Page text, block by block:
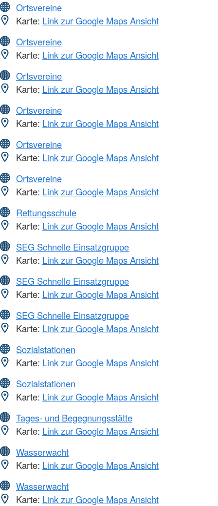
Ortsvereine
Karte: Link zur Google Maps Ansicht
Ortsvereine
Karte: Link zur Google Maps Ansicht
Ortsvereine
Karte: Link zur Google Maps Ansicht
Ortsvereine
Karte: Link zur Google Maps Ansicht
Ortsvereine
Karte: Link zur Google Maps Ansicht
Ortsvereine
Karte: Link zur Google Maps Ansicht
Rettungsschule
Karte: Link zur Google Maps Ansicht
SEG Schnelle Einsatzgruppe
Karte: Link zur Google Maps Ansicht
SEG Schnelle Einsatzgruppe
Karte: Link zur Google Maps Ansicht
SEG Schnelle Einsatzgruppe
Karte: Link zur Google Maps Ansicht
Sozialstationen
Karte: Link zur Google Maps Ansicht
Sozialstationen
Karte: Link zur Google Maps Ansicht
Tages- und Begegnungsstätte
Karte: Link zur Google Maps Ansicht
Wasserwacht
Karte: Link zur Google Maps Ansicht
Wasserwacht
Karte: Link zur Google Maps Ansicht